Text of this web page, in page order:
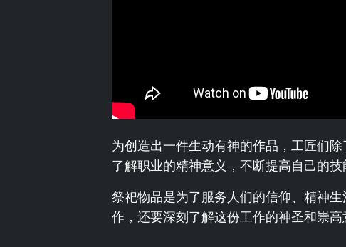
为创造出一件生动有神的作品，工匠们
了解职业的精神意义，不断提高自己的技
祭祀物品是为了服务人们的信仰、精神
作，还要深刻了解这份工作的神圣和崇高